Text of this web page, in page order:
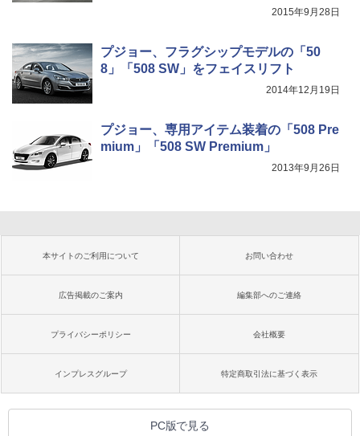
2015年9月28日
プジョー、フラグシップモデルの「50
8」「508 SW」をフェイスリフト
2014年12月19日
プジョー、専用アイテム装着の「508 Pre
mium」「508 SW Premium」
2013年9月26日
本サイトのご利用について お問い合わせ
広告掲載のご案内 編集部へのご連絡
プライバシーポリシー 会社概要
インプレスグループ 特定商取引法に基づく表示
PC版で見る